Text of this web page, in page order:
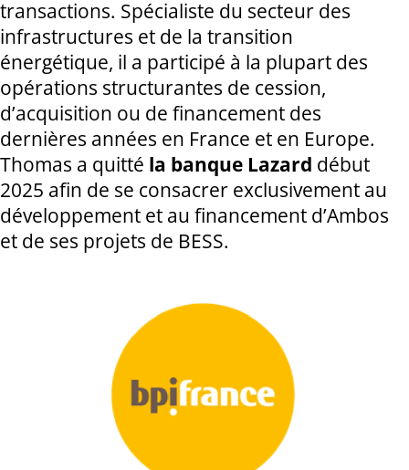
transactions. Spécialiste du secteur des
infrastructures et de la transition
énergétique, il a participé à la plupart des
opérations structurantes de cession,
d’acquisition ou de financement des
dernières années en France et en Europe.
Thomas a quitté la banque Lazard début
2025 afin de se consacrer exclusivement au
développement et au financement d’Ambos
et de ses projets de BESS.